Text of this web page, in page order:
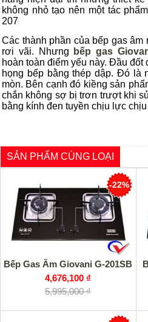
không nhỏ tạo nên một tác
207
Các thành phần của bếp gas
rơi vãi. Nhưng
bếp gas
hoàn toàn điểm yếu này. Đầu
họng bếp bằng thép dập. Đó là
mòn. Bên cạnh đó kiềng sản
chắn không sợ bị trơn trượt khi
bằng kính đen tuyền chịu lực
SẢN PHẨM CÙNG LOẠI
Bếp Gas Âm Giovani G-201SB
4,676,100 ₫
5,995,000 ₫
-22%